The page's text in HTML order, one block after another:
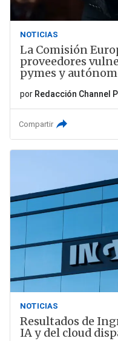
NOTICIAS
La Comisión
proveedores
pymes y
por Redacción Channel
Compartir
NOTICIAS
Resultados de
IA y del cloud